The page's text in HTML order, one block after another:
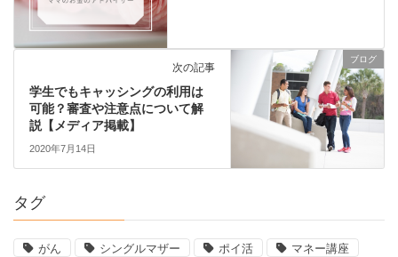
ブログ
次の記事
学生でもキャッシングの利用は
可能？審査や注意点について解
説【メディア掲載】
2020年7月14日
タグ
がん シングルマザー ポイ活 マネー講座